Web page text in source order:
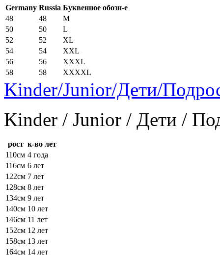
Germany Russia Буквенное обозн-е
48
48
M
50
50
L
52
52
XL
54
54
XXL
56
56
XXXL
58
58 XXXXL
Kinder/Junior/Дети/
Kinder / Junior / Дети /
рост к-во лет
110см 4 года
116см 6 лет
122см 7 лет
128см 8 лет
134см 9 лет
140см 10 лет
146см 11 лет
152см 12 лет
158см 13 лет
164см 14 лет